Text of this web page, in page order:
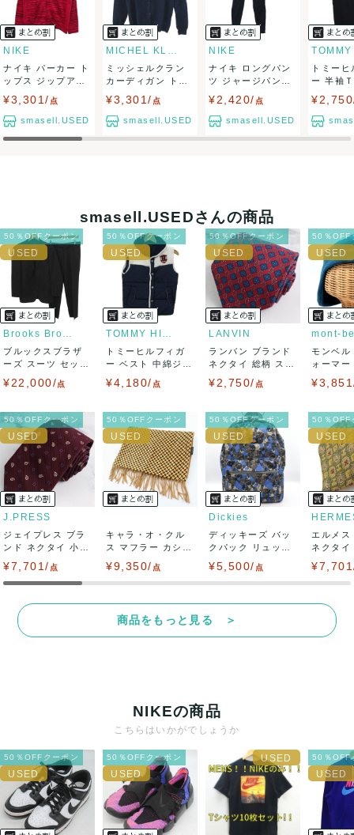
また並行輸入品もございますので、真贋方法などお答えでき
ない場合もございます。
万が一、購入後に偽造品等が発覚しましたら、返品・返金に
て対応致しますので、ご連絡お願い致します。
出荷
¥1,650 (見込み)
送料表を確認する
出荷目安：5営業日以内
出荷予定日：なるべく最短で発送致します。
兵庫県から出荷
NIKE
ナイキ パーカー ト
ップス ジップアッ
プ ドライフ...
¥3,301/ 点
smasell.USED
MICHEL KLEIN
ミッシェルクラン
カーディガン トッ
プス 長袖 ク...
¥3,301/ 点
smasell.USED
NIKE
ナイキ ロングパン
ツ ジャージパンツ
ドライフィッ...
¥2,420/ 点
smasell.USED
トミー
ー 半袖
ゴ クル
smasell.USEDさんの商品
50％OFFクーポン
Brooks Brothers
ブルックスブラザ
ーズ スーツ セット
¥22,000/点
50％OFFクーポン
TOMMY HILFIGER
トミーヒルフィガ
ー ベスト 中綿ジャ
¥4,180/ 点
50％OFFクーポン
LANVIN
ランバン ブランド
ネクタイ 総柄 スク
¥2,750/ 点
50％OFF
mont-
モンベル
ォーマ
50％OFFクーポン
J.PRESS
ジェイプレス ブラ
ンド ネクタイ 小紋
¥7,701/ 点
50％OFFクーポン
キャラ・オ・クル
ス マフラー カシミ
¥9,350/ 点
50％OFFクーポン
Dickies
ディッキーズ バッ
クパック リュック
¥5,500/ 点
50％OFF
エルメス
ネクタイ
商品をもっと見る ＞
NIKEの商品
こちらはいかがでしょうか
50％OFFクーポン 50％OFFクーポン 50％OFF